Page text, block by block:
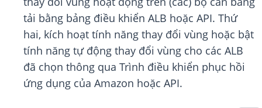
tải bằng bảng điều khiển ALB hoặc API. Thứ
hai, kích hoạt tính năng thay đổi vùng hoặc bật
tính năng tự động thay đổi vùng cho các ALB
đã chọn thông qua Trình điều khiển phục hồi
ứng dụng của Amazon hoặc API.